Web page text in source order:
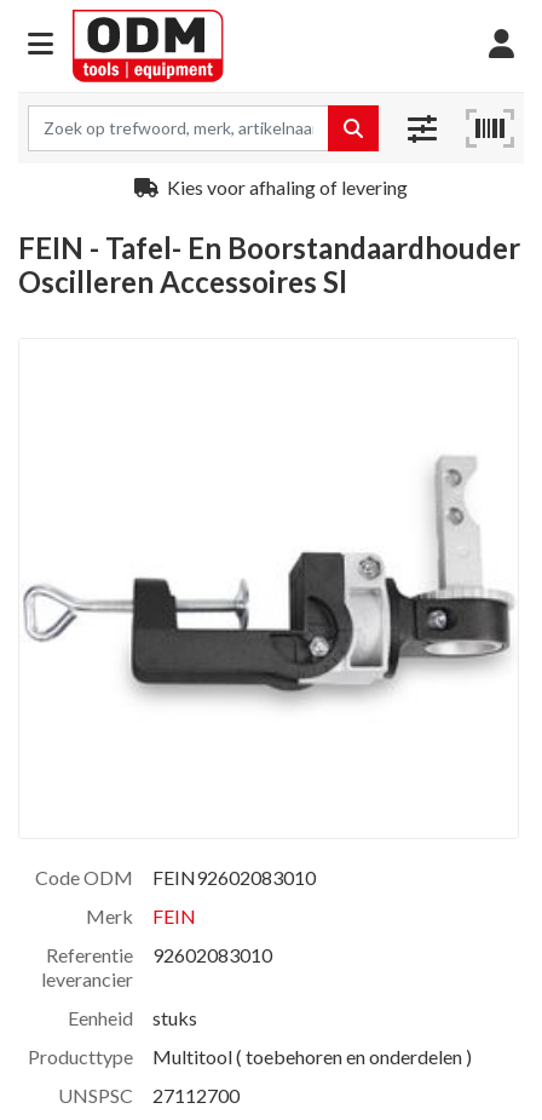
Kies voor afhaling of levering
FEIN - Tafel- En Boorstandaardhouder
Oscilleren Accessoires Sl
Code ODM
FEIN92602083010
Merk
FEIN
Referentie
leverancier
92602083010
Eenheid
stuks
Producttype
Multitool ( toebehoren en onderdelen )
UNSPSC
27112700